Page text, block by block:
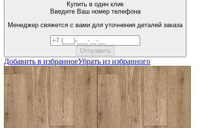
Купить в один клик
Введите Ваш номер телефона
Менеджер свяжется с вами для уточнения деталей заказа
Добавить в избранноеУбрать из избранного